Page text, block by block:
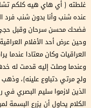
غلطته ( أي هاي هيه كلكم
عنده شنب وأنا بدون شنب
فضحك محسن سرحان وقبل
وحين عرض أحد الأفلام
العراقيات وكان معتادا عندما
وعندما وصلت إليه قدمت له
ولج مرتي دتباوع علينه)، وذهب
الذين لازموا سليم البصري في
الكلام يحاول أن يزرع البسمة